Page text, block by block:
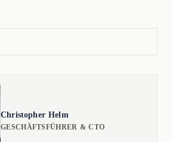
Christopher Helm
GESCHÄFTSFÜHRER & CTO